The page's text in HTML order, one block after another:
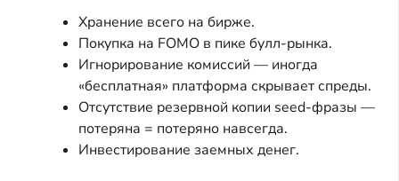
Хранение всего на бирже.
Покупка на FOMO в пике булл-рынка.
Игнорирование комиссий — иногда
«бесплатная» платформа скрывает спреды.
Отсутствие резервной копии seed-фразы —
потеряна = потеряно навсегда.
Инвестирование заемных денег.